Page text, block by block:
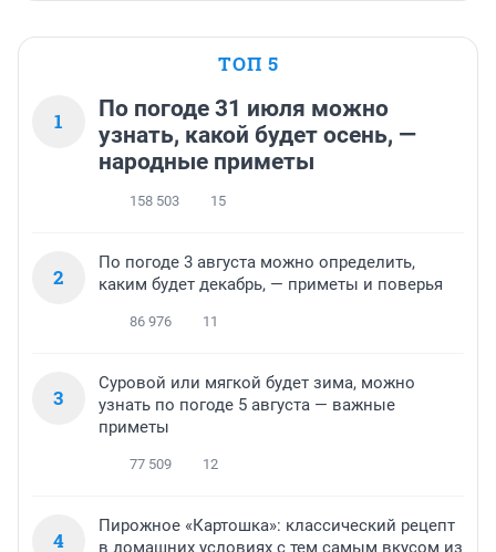
ТОП 5
1
По погоде 31 июля можно
узнать, какой будет осень, —
народные приметы
158 503 15
2
По погоде 3 августа можно определить,
каким будет декабрь, — приметы и поверья
86 976 11
3
Суровой или мягкой будет зима, можно
узнать по погоде 5 августа — важные
приметы
77 509 12
4
Пирожное «Картошка»: классический рецепт
в домашних условиях с тем самым вкусом из